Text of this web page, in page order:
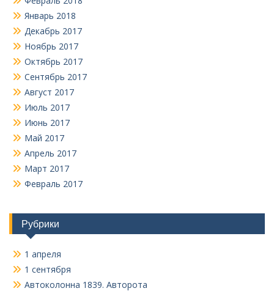
Январь 2018
Декабрь 2017
Ноябрь 2017
Октябрь 2017
Сентябрь 2017
Август 2017
Июль 2017
Июнь 2017
Май 2017
Апрель 2017
Март 2017
Февраль 2017
Рубрики
1 апреля
1 сентября
Автоколонна 1839. Авторота